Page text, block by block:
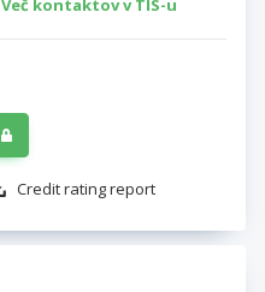
Več kontaktov v TIS-u
Credit rating report